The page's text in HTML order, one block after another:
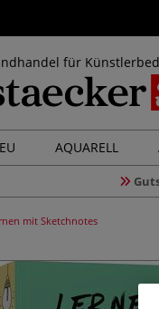
für
AQUARELL
mit Sketchnotes